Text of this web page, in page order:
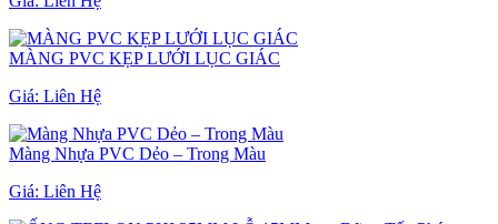
MÀNG PVC KẸP LƯỚI LỤC GIÁC
Giá: Liên Hệ
Màng Nhựa PVC Dẻo – Trong Màu
Giá: Liên Hệ